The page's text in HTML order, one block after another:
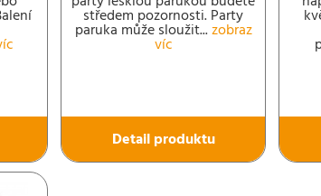
středem pozornosti. Party
paruka může sloužit... zobraz
víc
Detail produktu